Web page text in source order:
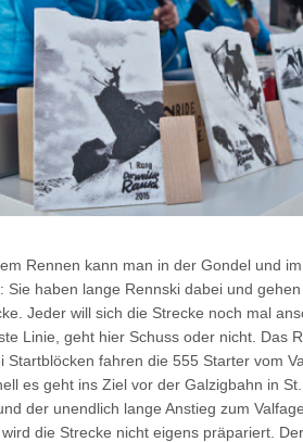
Rennen kann man in der Gondel und
Sie haben lange Rennski dabei und
Jeder will sich die Strecke noch mal
Linie, geht hier Schuss oder nicht. Das
Startblöcken fahren die 555 Starter vom
es geht ins Ziel vor der Galzigbahn in
der unendlich lange Anstieg zum
die Strecke nicht eigens präpariert.